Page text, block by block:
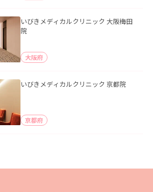
いびきメディカルクリニック 大阪梅田
院
大阪府
いびきメディカルクリニック 京都院
京都府